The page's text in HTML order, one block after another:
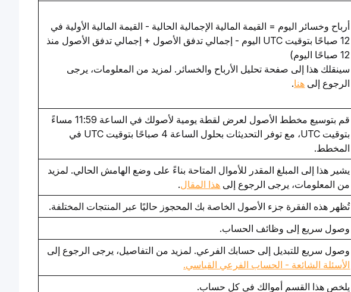
أرباح وخسائر اليوم = القيمة المالية الإجمالية الحالية - القيمة المالية الأولية في
12 صباحًا بتوقيت UTC اليوم - إجمالي تدفق الأصول + إجمالي تدفق الأصول منذ
12 صباحًا اليوم)
سينقلك هذا إلى صفحة تحليل الأرباح والخسائر. لمزيد من المعلومات، يرجى
الرجوع إلى هنا.
المخطط.
من المعلومات، يرجى الرجوع إلى هذا المقال.
تُظهر هذه الفقرة جزء الأصول الخاصة بك المحجوز حاليًا عبر المنتجات المختلفة.
وصول سريع إلى وظائف الحساب.
وصول سريع للتبديل إلى حسابك الفرعي. لمزيد من التفاصيل، يرجى الرجوع إلى
الأسئلة الشائعة - الحساب الفرعي القياسي.
يلخص هذا القسم أموالك في كل حساب.